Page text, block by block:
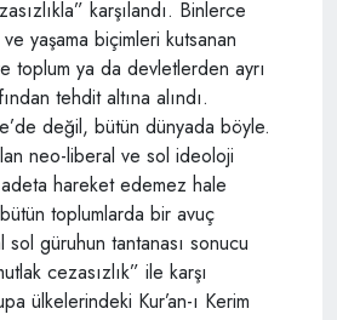
karşılandı. Binlerce
ve yaşama biçimleri kutsanan
toplum ya da devletlerden ayrı
tehdit altına alındı.
değil, bütün dünyada böyle.
neo-liberal ve sol ideoloji
hareket edemez hale
toplumlarda bir avuç
güruhun tantanası sonucu
cezasızlık” ile karşı
ülkelerindeki Kur’an-ı Kerim